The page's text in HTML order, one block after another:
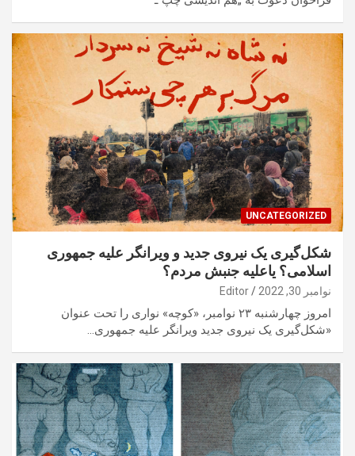
UNCATEGORIZED
شکل‌گیری یک نیروی جدید و ویرانگر علیه جمهوری
اسلامی؟ یاعلیه جنبش مردم؟
نوامبر 30, 2022 Editor
امروز چهارشنبه ۲۳ نوامبر، «کوچه» نواری را تحت عنوان
«شکل‌گیری یک نیروی جدید ویرانگر علیه جمهوری…